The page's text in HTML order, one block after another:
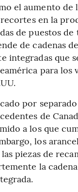
el aumento de
en la
de puestos de
de cadenas
integradas que
para los
por
de
a los que
los
piezas de
la